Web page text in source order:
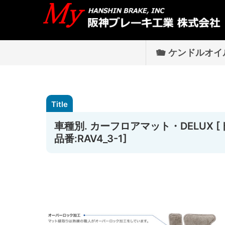
ケンドルオイ
車種別. カーフロアマット・DELUX
品番:RAV4_3-1]